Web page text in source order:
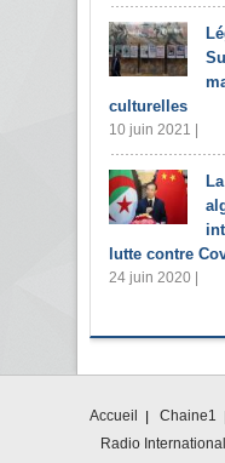
culturelles
10 juin 2021 |
lutte contre
24 juin 2020 |
Accueil Chaine1
Radio International